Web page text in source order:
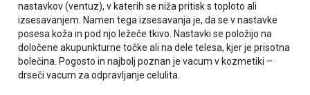
nastavkov (ventuz), v katerih se niža pritisk s toploto ali
izsesavanjem. Namen tega izsesavanja je, da se v nastavke
posesa koža in pod njo ležeče tkivo. Nastavki se položijo na
določene akupunkturne točke ali na dele telesa, kjer je prisotna
bolečina. Pogosto in najbolj poznan je vacum v kozmetiki –
drseči vacum za odpravljanje celulita.